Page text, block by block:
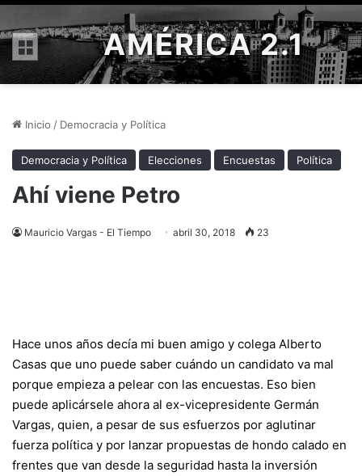
Menú AMÉRICA 2.1
Inicio / Democracia y Política
Democracia y Política Elecciones Encuestas Política
Ahí viene Petro
Mauricio Vargas - El Tiempo abril 30, 2018 23
Hace unos años decía mi buen amigo y colega Alberto
Casas que uno puede saber cuándo un candidato va mal
porque empieza a pelear con las encuestas. Eso bien
puede aplicársele ahora al ex-vicepresidente Germán
Vargas, quien, a pesar de sus esfuerzos por aglutinar
fuerza política y por lanzar propuestas de hondo calado en
frentes que van desde la seguridad hasta la inversión